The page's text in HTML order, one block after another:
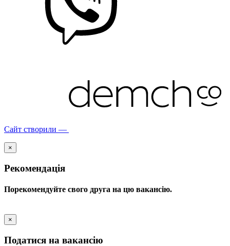
Сайт створили —
×
Рекомендація
Порекомендуйте свого друга на цю вакансію.
×
Податися на вакансію